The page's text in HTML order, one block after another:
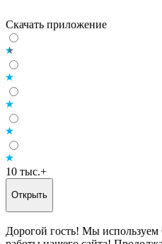
Скачать приложение
10 тыс.+
Открыть
Дорогой гость! Мы